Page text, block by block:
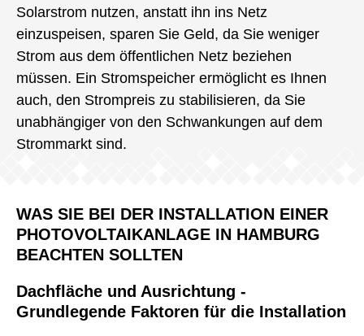
Solarstrom nutzen, anstatt ihn ins Netz
einzuspeisen, sparen Sie Geld, da Sie weniger
Strom aus dem öffentlichen Netz beziehen
müssen. Ein Stromspeicher ermöglicht es Ihnen
auch, den Strompreis zu stabilisieren, da Sie
unabhängiger von den Schwankungen auf dem
Strommarkt sind.
WAS SIE BEI DER INSTALLATION EINER
PHOTOVOLTAIKANLAGE IN HAMBURG
BEACHTEN SOLLTEN
Dachfläche und Ausrichtung -
Grundlegende Faktoren für die Installation